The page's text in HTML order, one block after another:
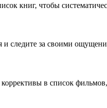
книг, чтобы
и следите за своими
в список